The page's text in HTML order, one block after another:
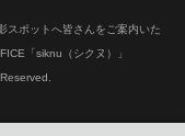
ポットへ皆さんをご案内いた
「siknu（シクヌ）」